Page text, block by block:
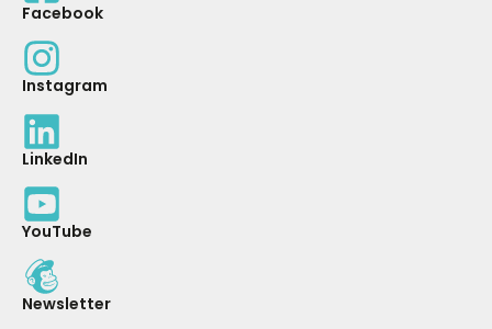
Facebook
Instagram
LinkedIn
YouTube
Newsletter